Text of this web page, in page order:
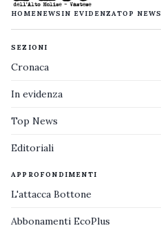
HOMENEWS IN EVIDENZATOP NEWS
SEZIONI
Cronaca
In evidenza
Top News
Editoriali
APPROFONDIMENTI
L'attacca Bottone
Abbonamenti EcoPlus